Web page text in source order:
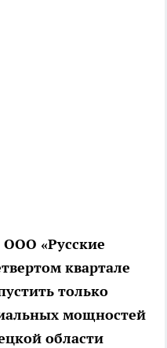
ООО «Русские
квартале
только
мощностей
области